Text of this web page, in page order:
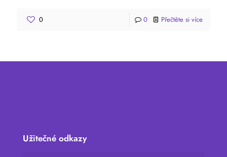
0 0 Přečtěte si více
Užitečné odkazy